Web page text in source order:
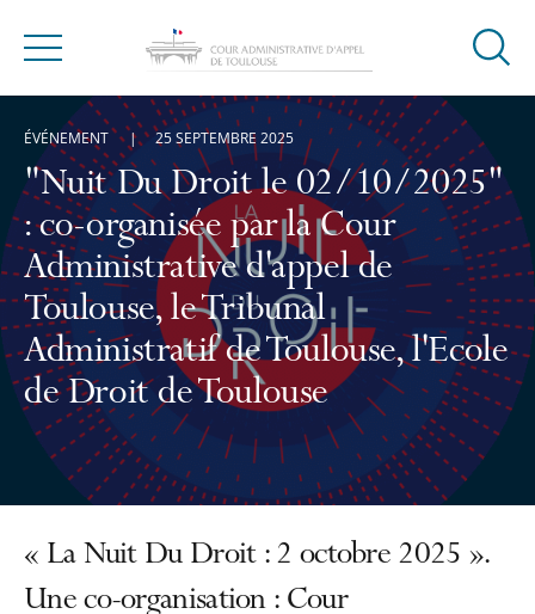
Menu
Ouvrir
de
"Nuit Du Droit le 02/10/2025"
: co-organisée par la Cour
Administrative d'appel de
Toulouse, le Tribunal
Administratif de Toulouse, l'Ecole
de Droit de Toulouse
ÉVÉNEMENT 25 SEPTEMBRE 2025
« La Nuit Du Droit : 2 octobre 2025 ».
Une co-organisation : Cour